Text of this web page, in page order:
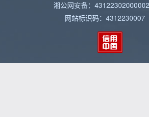
湘公网安备：
网站标识码：4312230007